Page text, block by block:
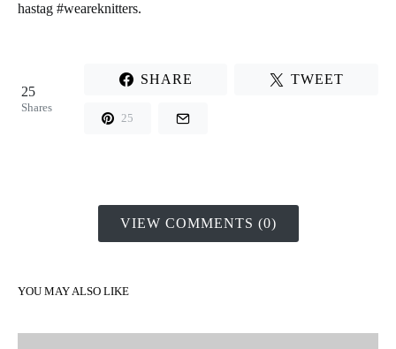
hastag #weareknitters.
25
Shares
SHARE TWEET
25
VIEW COMMENTS (0)
YOU MAY ALSO LIKE